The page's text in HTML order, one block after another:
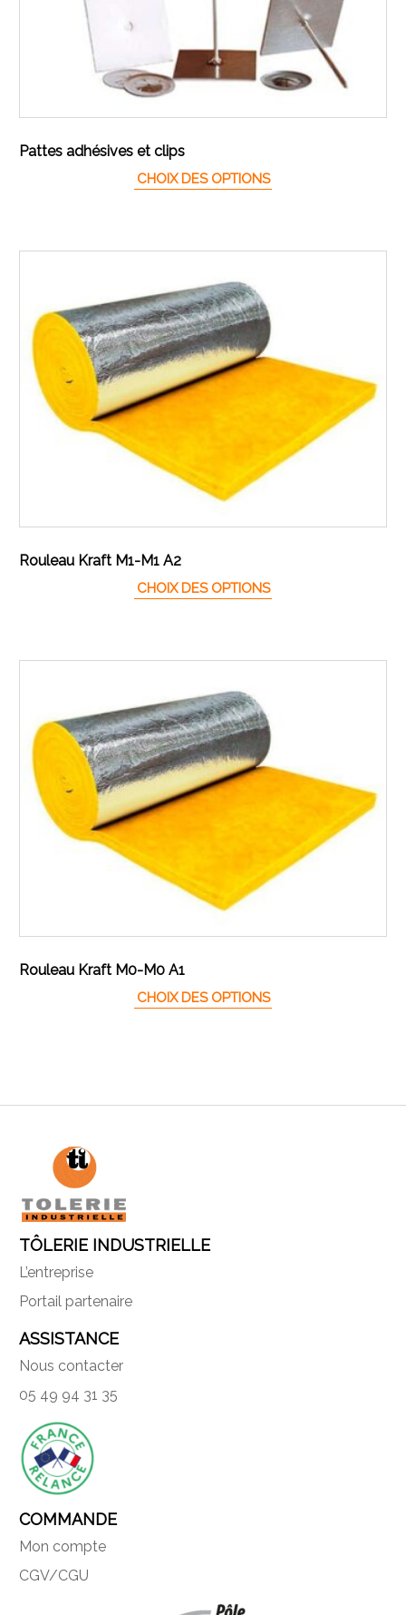
Pattes adhésives et clips
CHOIX DES OPTIONS
Rouleau Kraft M1-M1 A2
CHOIX DES OPTIONS
Rouleau Kraft M0-M0 A1
CHOIX DES OPTIONS
TÔLERIE INDUSTRIELLE
L’entreprise
Portail partenaire
ASSISTANCE
Nous contacter
05 49 94 31 35
COMMANDE
Mon compte
CGV/CGU